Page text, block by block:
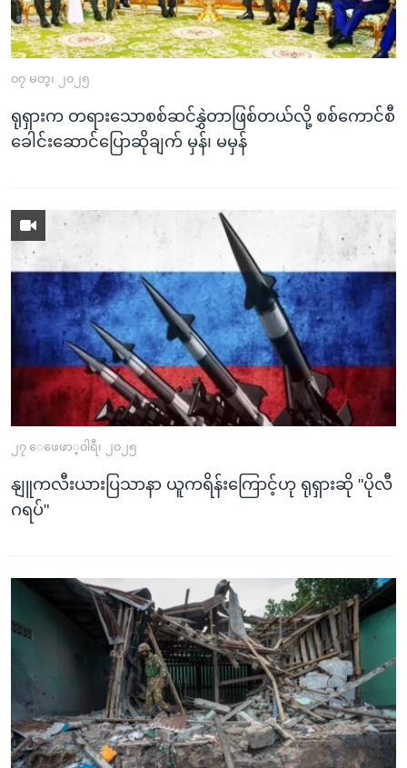
ရန်
ပင်မ
ညွန်း
စာမျက်နှာ
သို့
ရန်
ကျော်
မကြေးမုံရဲ့ အင်္ဂလိပ်စာ
ရုပ်ရှင်ထဲက အင်္ဂလိပ်စာ
သုတပဒေသာ အင်္ဂလိပ်စာ
ရေဒီယို
တီဗွီ
ရေဒီယိုနှင့်ရုပ်သံ အချက်အလက်များ
ရေဒီယို/တီဗွီအစီအစဉ်
Learning English
ဗွီအိုအေ လူမှုကွန်ယက်များ
ဘာသာစကားများ
၀၇ မတ္၊ ၂၀၂၅
ရုရှားက တရားသောစစ်ဆင်နွှဲတာဖြစ်တယ်လို့ စစ်ကောင်စီ
ခေါင်းဆောင်ပြောဆိုချက် မှန်၊ မမှန်
၂၇ ေဖေဖာ္၀ါရီ၊ ၂၀၂၅
နျူကလီးယားပြသာနာ ယူကရိန်းကြောင့်ဟု ရုရှားဆို "ပိုလီ
ဂရပ်"